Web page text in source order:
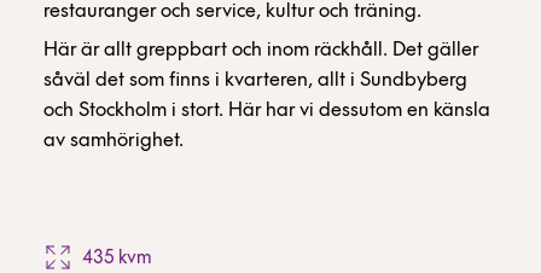
restauranger och service, kultur och träning.
Här är allt greppbart och inom räckhåll. Det gäller
såväl det som finns i kvarteren, allt i Sundbyberg
och Stockholm i stort. Här har vi dessutom en känsla
av samhörighet.
435 kvm